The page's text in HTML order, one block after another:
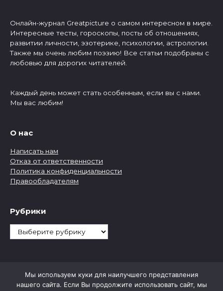
Онлайн-журнал Greatpicture о самом интересном в мире.
Интересные тесты, гороскопы, посты об отношениях,
развитии личности, эзотерике, психологии, астрологии.
Также мы очень любим поэзию! Все статьи подобраны с
любовью для дорогих читателей.
Каждый день может стать особенным, если вы с нами.
Мы вас любим!
О нас
Написать нам
Отказ от ответственности
Политика конфиденциальности
Правообладателям
Рубрики
Рубрики
Мы используем куки для наилучшего представления
нашего сайта. Если Вы продолжите использовать сайт, мы